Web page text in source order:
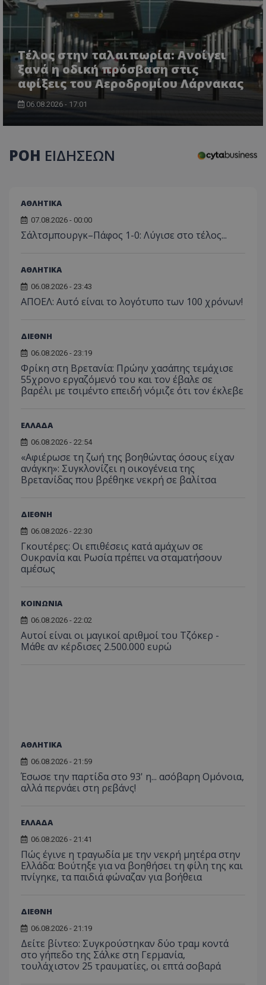
Τέλος στην ταλαιπωρία: Ανοίγει
ξανά η οδική πρόσβαση στις
αφίξεις του Αεροδρομίου Λάρνακας
06.08.2026 - 17:01
ΡΟΗ ΕΙΔΗΣΕΩΝ
ΑΘΛΗΤΙΚΑ
07.08.2026 - 00:00
Σάλτσμπουργκ–Πάφος 1-0: Λύγισε στο τέλος...
ΑΘΛΗΤΙΚΑ
06.08.2026 - 23:43
ΑΠΟΕΛ: Αυτό είναι το λογότυπο των 100 χρόνων!
ΔΙΕΘΝΗ
06.08.2026 - 23:19
Φρίκη στη Βρετανία: Πρώην χασάπης τεμάχισε
55χρονο εργαζόμενό του και τον έβαλε σε
βαρέλι με τσιμέντο επειδή νόμιζε ότι τον έκλεβε
ΕΛΛΑΔΑ
06.08.2026 - 22:54
«Αφιέρωσε τη ζωή της βοηθώντας όσους είχαν
ανάγκη»: Συγκλονίζει η οικογένεια της
Βρετανίδας που βρέθηκε νεκρή σε βαλίτσα
ΔΙΕΘΝΗ
06.08.2026 - 22:30
Γκουτέρες: Οι επιθέσεις κατά αμάχων σε
Ουκρανία και Ρωσία πρέπει να σταματήσουν
αμέσως
ΚΟΙΝΩΝΙΑ
06.08.2026 - 22:02
Αυτοί είναι οι μαγικοί αριθμοί του Τζόκερ -
Μάθε αν κέρδισες 2.500.000 ευρώ
ΑΘΛΗΤΙΚΑ
06.08.2026 - 21:59
Έσωσε την παρτίδα στο 93' η... ασόβαρη Ομόνοια,
αλλά περνάει στη ρεβάνς!
ΕΛΛΑΔΑ
06.08.2026 - 21:41
Πώς έγινε η τραγωδία με την νεκρή μητέρα στην
Ελλάδα: Βούτηξε για να βοηθήσει τη φίλη της και
πνίγηκε, τα παιδιά φώναζαν για βοήθεια
ΔΙΕΘΝΗ
06.08.2026 - 21:19
Δείτε βίντεο: Συγκρούστηκαν δύο τραμ κοντά
στο γήπεδο της Σάλκε στη Γερμανία,
τουλάχιστον 25 τραυματίες, οι επτά σοβαρά
τον
οποίο
για
του
ποιες
έχουν
_ga_J7RS52TMNC
του